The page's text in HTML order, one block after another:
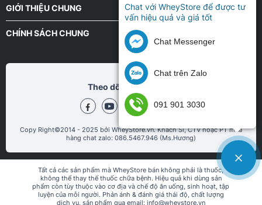
GIỚI THIỆU CHUNG
CHÍNH SÁCH CHUNG
Theo dõi chũng tôi tại
Copy Right©2014 - 2025 bởi WheyStore.vn. Khách Sỉ, CTV hoặc PT mua
hàng chat zalo: 086.5467.946 (Ms.Hương)
Tất cả các sản phẩm mà WheyStore bán không phải là thuốc,
không thể thay thế thuốc chữa bệnh. Hiệu quả khi dùng sản
phẩm còn tùy thuộc vào cơ địa và chế độ ăn uống, sinh hoạt, tập
luyện của mỗi người. Phản ánh & đánh giá thái độ, chất lượng
dịch vụ, sản phẩm qua email: info@wheystore.vn
Chat với WheyStore để được tư
vấn hiệu quả và giá tốt
Chat Messenger
Chat trên Zalo
091 901 3030